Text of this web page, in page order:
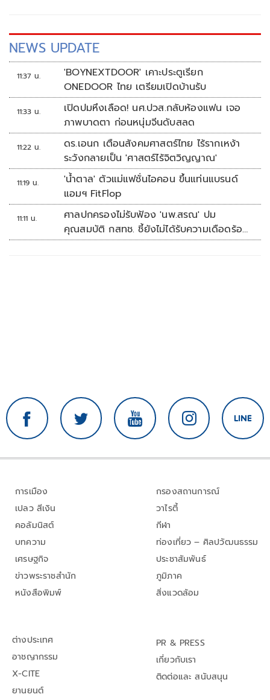
NEWS UPDATE
11:37 น.
'BOYNEXTDOOR' เคาะประตูเรียก
ONEDOOR ไทย เตรียมเปิดบ้านรับ
11:33 น.
เปิดปมหึงเลือด! นศ.ปวส.กลับห้องแฟน เจอ
ภาพบาดตา ก่อนหนุ่มจีนดับสลด
11:22 น.
ดร.เอนก เตือนสังคมศาสตร์ไทย ไร้รากเหง้า
ระวังกลายเป็น 'ศาสตร์ไร้จิตวิญญาณ'
11:19 น.
'น้ำตาล' ตัวแม่แฟชั่นไอคอน ขึ้นแท่นแบรนด์
แอมฯ FitFlop
11:11 น.
ศาลปกครองไม่รับฟ้อง 'นพ.สรณ' ปม
คุณสมบัติ กสทช. ชี้ยังไม่ได้รับความเดือดร้อน
เสียหาย
การเมือง
เปลว สีเงิน
คอลัมนิสต์
บทความ
เศรษฐกิจ
ข่าวพระราชสำนัก
หนังสือพิมพ์
กรองสถานการณ์
วาไรตี้
กีฬา
ท่องเที่ยว – ศิลปวัฒนธรรม
ประชาสัมพันธ์
ภูมิภาค
สิ่งแวดล้อม
ต่างประเทศ
อาชญากรรม
X-CITE
ยานยนต์
PR & PRESS
เกี่ยวกับเรา
ติดต่อและ สนับสนุน